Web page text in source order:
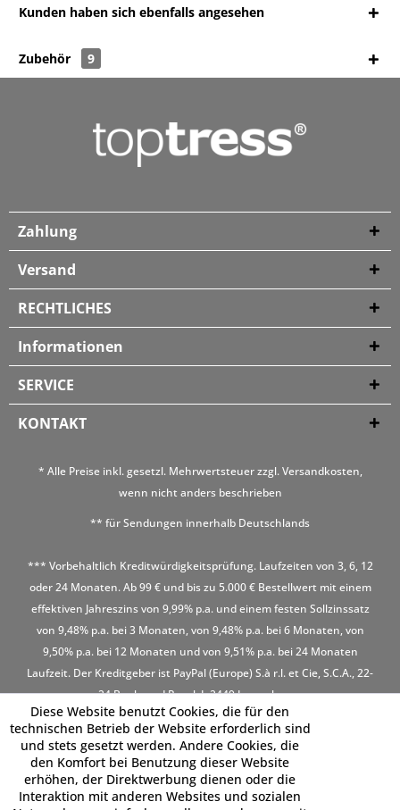
Kunden haben sich ebenfalls angesehen
Zubehör 9
Zahlung
Versand
RECHTLICHES
Informationen
SERVICE
KONTAKT
* Alle Preise inkl. gesetzl. Mehrwertsteuer zzgl.Versandkosten,
wenn nicht anders beschrieben
** für Sendungen innerhalb Deutschlands
*** Vorbehaltlich Kreditwürdigkeitsprüfung. Laufzeiten von 3, 6, 12
oder 24 Monaten. Ab 99 € und bis zu 5.000 € Bestellwert mit einem
effektiven Jahreszins von 9,99% p.a. und einem festen Sollzinssatz
von 9,48% p.a. bei 3 Monaten, von 9,48% p.a. bei 6 Monaten, von
9,50% p.a. bei 12 Monaten und von 9,51% p.a. bei 24 Monaten
Laufzeit. Der Kreditgeber ist PayPal (Europe) S.à r.l. et Cie, S.C.A., 22-
24 Boulevard Royal, L-2449 Luxembourg
Diese Website benutzt Cookies, die für den
technischen Betrieb der Website erforderlich sind
und stets gesetzt werden. Andere Cookies, die
den Komfort bei Benutzung dieser Website
erhöhen, der Direktwerbung dienen oder die
Interaktion mit anderen Websites und sozialen